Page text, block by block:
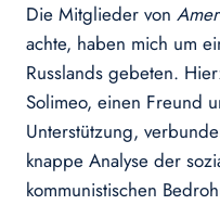
Die Mitglieder von
achte, haben mich um
Russlands gebeten.
Solimeo, einen Freund
Unterstützung,
knappe Analyse der
kommunistischen